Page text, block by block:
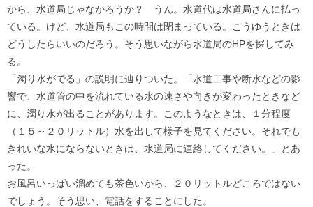
から、水道局じゃなかろうか？ うん。水道代は水道局さんに払っ
ている。けど、水道局もこの時間は閉まっている。こうゆうときは
どうしたらいいのだろう。そう思いながら水道局のHPを探してみ
る。
「濁り水がでる」の説明に辿りついた。「水道工事や断水などの影
響で、水道管の中を流れている水の速さや向きが変わったときなど
に、濁り水が出ることがあります。このようなときは、１分程度
（１５～２０リットル）水を出して様子を見てください。それでも
きれいな水にならないときは、水道局に連絡してください。」とあ
った。
お風呂いっぱい溜めても茶色いから、２０リットルどころではない
でしょう。そう思い、電話をすることにした。